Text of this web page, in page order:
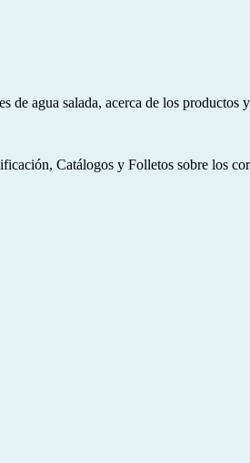
de agua salada, acerca de los productos
Catálogos y Folletos sobre los